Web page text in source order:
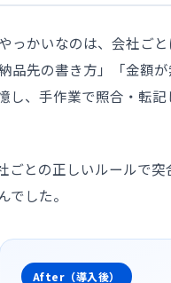
かいなのは、会社ごと
品先の書き方」「金額
、手作業で照合・転
との正しいルールで
した。
After（導入後）